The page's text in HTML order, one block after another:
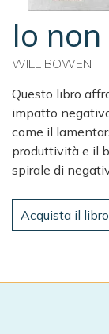
Io
WILL BOWEN
Questo libro
impatto
come il
produttività e il
spirale di
Acquista il